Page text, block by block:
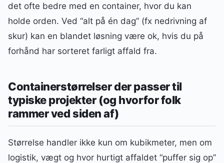
det ofte bedre med en container, hvor du kan
holde orden. Ved “alt på én dag” (fx nedrivning af
skur) kan en blandet løsning være ok, hvis du på
forhånd har sorteret farligt affald fra.
Containerstørrelser der passer til
typiske projekter (og hvorfor folk
rammer ved siden af)
Størrelse handler ikke kun om kubikmeter, men om
logistik, vægt og hvor hurtigt affaldet “puffer sig op”